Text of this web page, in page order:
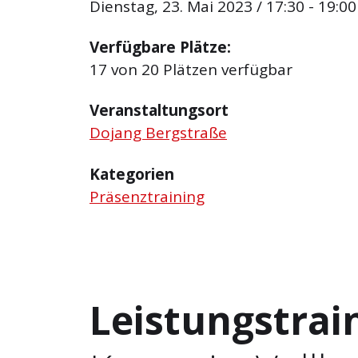
Dienstag, 23. Mai 2023 / 17:30 - 19:00
Verfügbare Plätze:
17 von 20 Plätzen verfügbar
Veranstaltungsort
Dojang Bergstraße
Kategorien
Präsenztraining